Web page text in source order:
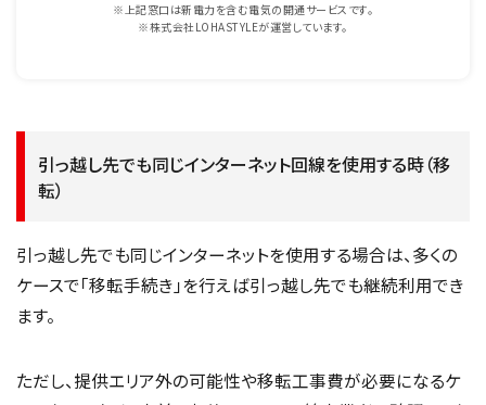
※上記窓口は新電力を含む電気の開通サービスです。
※株式会社LOHASTYLEが運営しています。
引っ越し先でも同じインターネット回線を使用する時（移
転）
引っ越し先でも同じインターネットを使用する場合は、多くの
ケースで「移転手続き」を行えば引っ越し先でも継続利用でき
ます。
ただし、提供エリア外の可能性や移転工事費が必要になるケ